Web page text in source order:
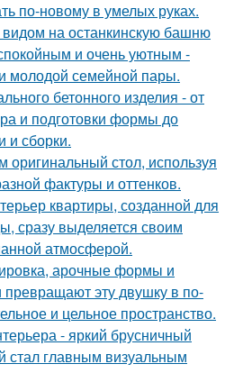
по-новому в умелых руках.
на останкинскую башню
и очень уютным -
молодой семейной пары.
бетонного изделия - от
и подготовки формы до
и сборки.
оригинальный стол, используя
фактуры и оттенков.
квартиры, созданной для
сразу выделяется своим
атмосферой.
арочные формы и
эту двушку в по-
и цельное пространство.
- яркий брусничный
стал главным визуальным